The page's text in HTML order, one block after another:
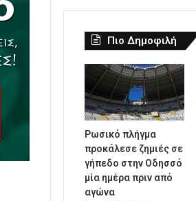
Πιο Δημοφιλή
Ρωσικό πλήγμα
προκάλεσε ζημιές σε
γήπεδο στην Οδησσό
μία ημέρα πριν από
αγώνα